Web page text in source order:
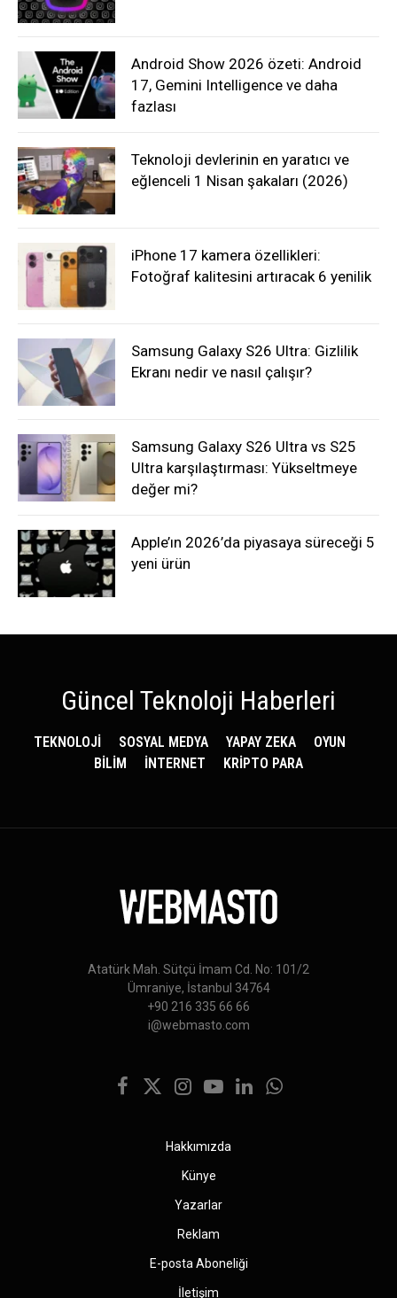
Android Show 2026 özeti: Android
17, Gemini Intelligence ve daha
fazlası
Teknoloji devlerinin en yaratıcı ve
eğlenceli 1 Nisan şakaları (2026)
iPhone 17 kamera özellikleri:
Fotoğraf kalitesini artıracak 6 yenilik
Samsung Galaxy S26 Ultra: Gizlilik
Ekranı nedir ve nasıl çalışır?
Samsung Galaxy S26 Ultra vs S25
Ultra karşılaştırması: Yükseltmeye
değer mi?
Apple’ın 2026’da piyasaya süreceği 5
yeni ürün
Güncel Teknoloji Haberleri
TEKNOLOJİ SOSYAL MEDYA YAPAY ZEKA
OYUN
BİLİM
İNTERNET KRİPTO PARA
Atatürk Mah. Sütçü İmam Cd. No: 101/2
Ümraniye, İstanbul 34764
+90 216 335 66 66
i@webmasto.com
Facebook
X
Instagram
YouTubeLinkedInWhatsApp
Hakkımızda
Künye
Yazarlar
Reklam
E-posta Aboneliği
İletişim